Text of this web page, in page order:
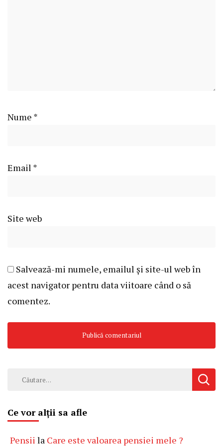
Nume *
Email *
Site web
Salvează-mi numele, emailul și site-ul web în
acest navigator pentru data viitoare când o să
comentez.
Caută
Ce vor alții sa afle
Pensii la Care este valoarea pensiei mele ?